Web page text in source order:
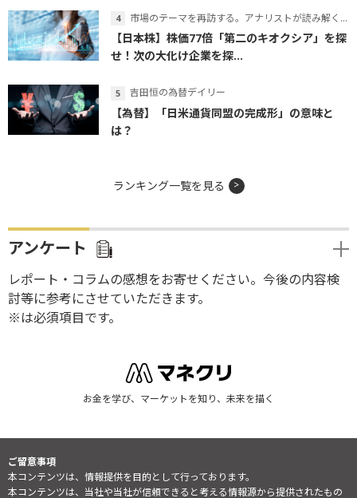
市場のテーマを再訪する。アナリストが読み解くテーマの本質
【日本株】株価77倍「第二のキオクシア」を探
せ！次の大化け企業を探...
吉田恒の為替デイリー
【為替】「日米通貨同盟の完成形」の意味と
は？
ランキング一覧を見る
アンケート
レポート・コラムの感想をお寄せください。今後の内容検
討等に参考にさせていただきます。
※は必須項目です。
お金を学び、マーケットを知り、未来を描く
ご留意事項
本コンテンツは、情報提供を目的として行っております。
本コンテンツは、当社や当社が信頼できると考える情報源から提供されたもの